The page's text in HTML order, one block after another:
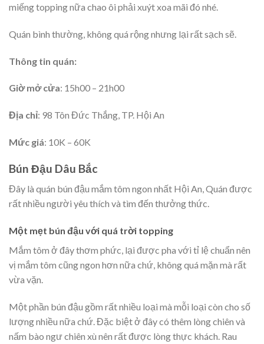
miếng topping nữa chao ôi phải xuýt xoa mãi đó nhé.
Quán bình thường, không quá rộng nhưng lại rất sạch sẽ.
Thông tin quán:
Giờ mở cửa: 15h00 – 21h00
Địa chỉ: 98 Tôn Đức Thắng, TP. Hội An
Mức giá: 10K – 60K
Bún Đậu Dâu Bắc
Đây là quán bún đậu mắm tôm ngon nhất Hội An, Quán được
rất nhiều người yêu thích và tìm đến thưởng thức.
Một mẹt bún đậu với quá trời topping
Mắm tôm ở đây thơm phức, lại được pha với tỉ lệ chuẩn nên
vị mắm tôm cũng ngon hơn nữa chứ, không quá mặn mà rất
vừa vặn.
Một phần bún đậu gồm rất nhiều loại mà mỗi loại còn cho số
lượng nhiều nữa chứ. Đặc biệt ở đây có thêm lòng chiên và
nấm bào ngư chiên xù nên rất được lòng thực khách. Rau